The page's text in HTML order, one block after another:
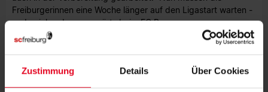
Zustimmung Details Über Cookies
Freiburgerinnen eine Woche länger auf den Ligastart warten -
und spielen dann auswärts beim FC Bayern.